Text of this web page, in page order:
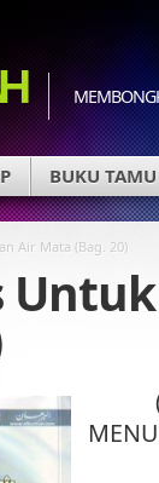
BUKU TAMU
Air Mata (Bag. 20)